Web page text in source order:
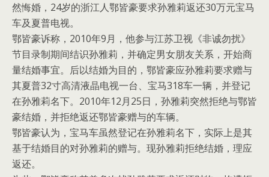
然悔婚，24岁的浙江人鄂皆豪要求孙雅莉返还30万元宝马
车及夏普电视。
鄂皆豪诉称，2010年9月，他参与江苏卫视《非诚勿扰》
节目录制期间结识孙雅莉，并确定男女朋友关系，开始商
量结婚事宜。后以结婚为目的，鄂皆豪应孙雅莉要求赠与
其夏普32寸高清液晶电视一台、宝马318车一辆，并登记
在孙雅莉名下。2010年12月25日，孙雅莉突然拒绝与鄂皆
豪结婚，并拒绝返还鄂皆豪赠与的车辆。
鄂皆豪认为，宝马车虽然登记在孙雅莉名下，实际上是其
基于结婚目的对孙雅莉的赠与。现孙雅莉拒绝结婚，理应
返还。